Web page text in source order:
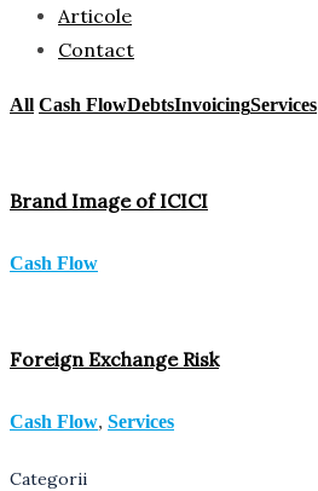
Articole
Contact
All Cash FlowDebtsInvoicingServices
Brand Image of ICICI
Cash Flow
Foreign Exchange Risk
Cash Flow, Services
Categorii